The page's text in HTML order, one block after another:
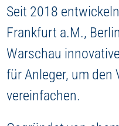
Seit 2018
Frankfurt a.M.,
Warschau
für Anleger, um den
vereinfachen.